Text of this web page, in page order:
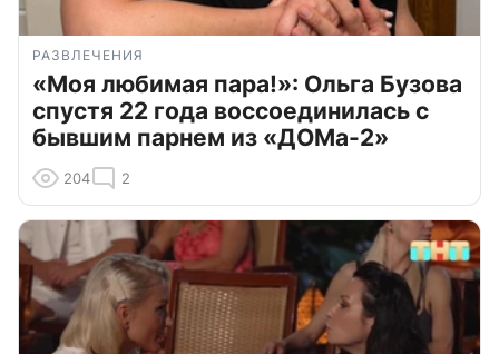
РАЗВЛЕЧЕНИЯ
«Моя любимая пара!»: Ольга Бузова
спустя 22 года воссоединилась с
бывшим парнем из «ДОМа-2»
204 2